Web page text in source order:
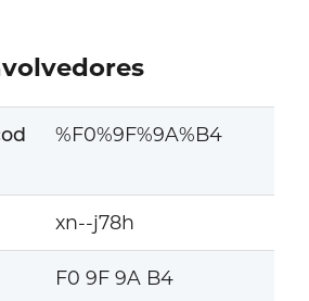
%F0%9F%9A%B4
xn--j78h
F0 9F 9A B4